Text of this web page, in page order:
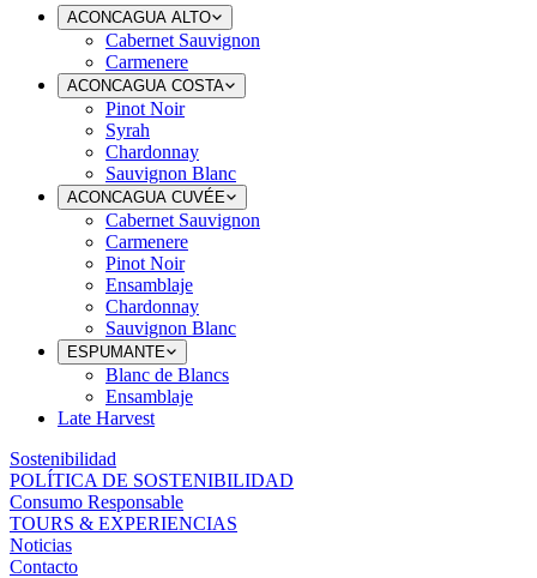
ACONCAGUA ALTO
Cabernet Sauvignon
Carmenere
ACONCAGUA COSTA
Pinot Noir
Syrah
Chardonnay
Sauvignon Blanc
ACONCAGUA CUVÉE
Cabernet Sauvignon
Carmenere
Pinot Noir
Ensamblaje
Chardonnay
Sauvignon Blanc
ESPUMANTE
Blanc de Blancs
Ensamblaje
Late Harvest
Sostenibilidad
POLÍTICA DE SOSTENIBILIDAD
Consumo Responsable
TOURS & EXPERIENCIAS
Noticias
Contacto